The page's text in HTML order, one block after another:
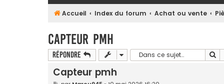
Accueil Index du forum Achat ou vente
Capteur pmh
Répondre
Capteur pmh